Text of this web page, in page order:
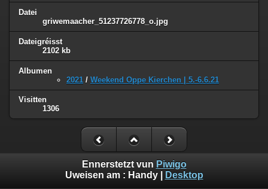
Datei
griwemaacher_51237726778_o.jpg
Dateigréisst
2102 kb
Albumen
2021 / Weekend Oppe Kierchen | 5.-6.6.21
Visitten
1306
Ennerstetzt vun Piwigo
Uweisen am : Handy| Desktop